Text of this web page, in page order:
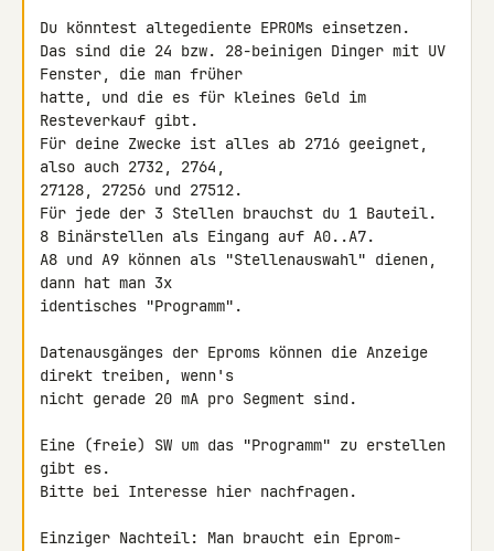
Du könntest altegediente EPROMs einsetzen.
Das sind die 24 bzw. 28-beinigen Dinger mit UV
Fenster, die man früher
hatte, und die es für kleines Geld im
Resteverkauf gibt.
Für deine Zwecke ist alles ab 2716 geeignet,
also auch 2732, 2764,
27128, 27256 und 27512.
Für jede der 3 Stellen brauchst du 1 Bauteil.
8 Binärstellen als Eingang auf A0..A7.
A8 und A9 können als "Stellenauswahl" dienen,
dann hat man 3x
identisches "Programm".
Datenausgänges der Eproms können die Anzeige
direkt treiben, wenn's
nicht gerade 20 mA pro Segment sind.
Eine (freie) SW um das "Programm" zu erstellen
gibt es.
Bitte bei Interesse hier nachfragen.
Einziger Nachteil: Man braucht ein Eprom-